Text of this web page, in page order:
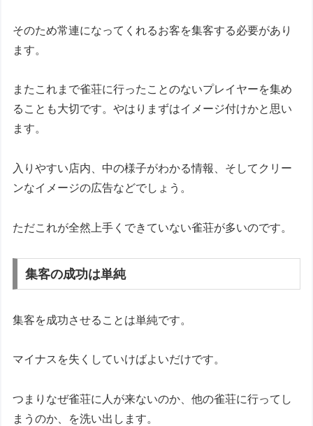
そのため常連になってくれるお客を集客する必要があり
ます。
またこれまで雀荘に行ったことのないプレイヤーを集め
ることも大切です。やはりまずはイメージ付けかと思い
ます。
入りやすい店内、中の様子がわかる情報、そしてクリー
ンなイメージの広告などでしょう。
ただこれが全然上手くできていない雀荘が多いのです。
集客の成功は単純
集客を成功させることは単純です。
マイナスを失くしていけばよいだけです。
つまりなぜ雀荘に人が来ないのか、他の雀荘に行ってし
まうのか、を洗い出します。